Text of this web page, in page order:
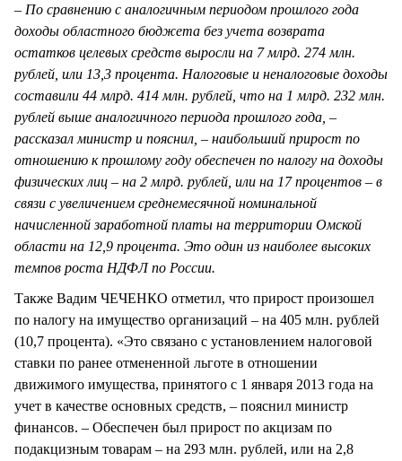
– По сравнению с аналогичным периодом прошлого года
доходы областного бюджета без учета возврата
остатков целевых средств выросли на 7 млрд. 274 млн.
рублей, или 13,3 процента. Налоговые и неналоговые доходы
составили 44 млрд. 414 млн. рублей, что на 1 млрд. 232 млн.
рублей выше аналогичного периода прошлого года, –
рассказал министр и пояснил, – наибольший прирост по
отношению к прошлому году обеспечен по налогу на доходы
физических лиц – на 2 млрд. рублей, или на 17 процентов – в
связи с увеличением среднемесячной номинальной
начисленной заработной платы на территории Омской
области на 12,9 процента. Это один из наиболее высоких
темпов роста НДФЛ по России.
Также Вадим ЧЕЧЕНКО отметил, что прирост произошел
по налогу на имущество организаций – на 405 млн. рублей
(10,7 процента). «Это связано с установлением налоговой
ставки по ранее отмененной льготе в отношении
движимого имущества, принятого с 1 января 2013 года на
учет в качестве основных средств, – пояснил министр
финансов. – Обеспечен был прирост по акцизам по
подакцизным товарам – на 293 млн. рублей, или на 2,8